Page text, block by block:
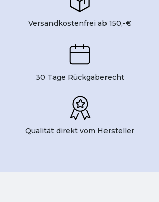
Versandkostenfrei ab 150,-€
30 Tage Rückgaberecht
Qualität direkt vom Hersteller